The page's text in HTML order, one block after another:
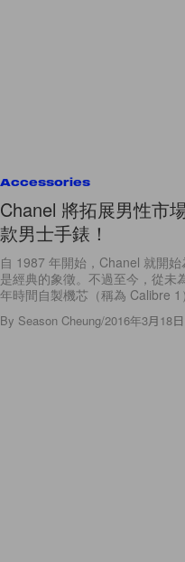
Accessories
Chanel 將拓展男性市
款男士手錶！
自 1987 年開始，Chanel 就開
是經典的象徵。不過至今，從未
年時間自製機芯（稱為 Calibre
By Season Cheung/2016年3月18日